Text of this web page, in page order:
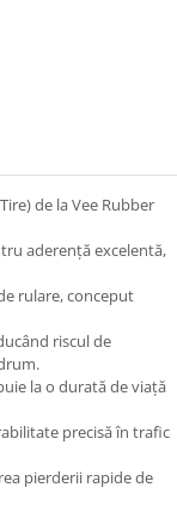
de la Vee Rubber
aderență excelentă,
rulare, conceput
riscul de
la o durată de viață
precisă în trafic
pierderii rapide de